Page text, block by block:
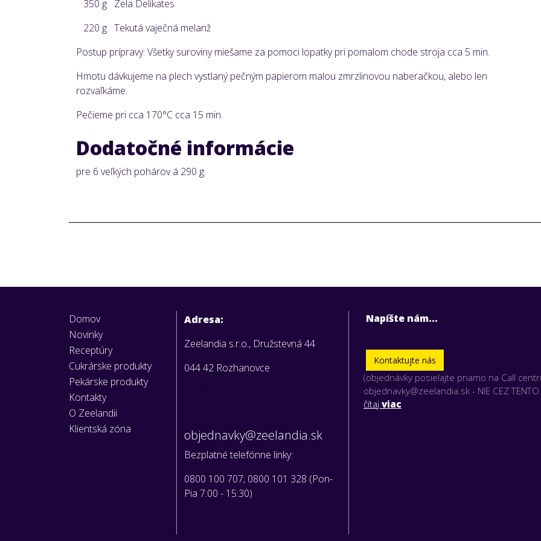
350 g Zela Delikates
220 g Tekutá vaječná melanž
Postup prípravy: Všetky suroviny miešame za pomoci lopatky pri pomalom chode stroja cca 5 min.
Hmotu dávkujeme na plech vystlaný pečným papierom malou zmrzlinovou naberačkou, alebo len
rozvaľkáme.
Pečieme pri cca 170°C cca 15 min.
Dodatočné informácie
pre 6 veľkých pohárov á 290 g.
Domov
Novinky
Receptúry
Cukrárske produkty
Pekárske produkty
Kontakty
O Zeelandii
Klientská zóna
Adresa:
Zeelandia s.r.o., Družstevná 44
044 42 Rozhanovce
objednavky@zeelandia.sk
Bezplatné telefónne linky:
0800 100 707; 0800 101 328 (Pon-
Pia 7:00 - 15:30)
Napíšte nám...
Kontaktujte nás
(objednávky posielajte priamo na Call
objednavky@zeelandia.sk - NIE CEZ TENTO
čítaj viac